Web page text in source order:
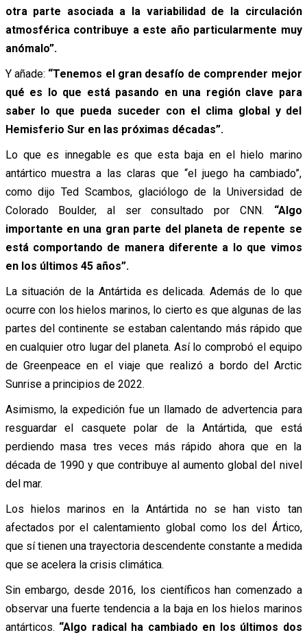
otra parte asociada a la variabilidad de la circulación
atmosférica contribuye a este año particularmente muy
anómalo”.
Y añade: “Tenemos el gran desafío de comprender mejor
qué es lo que está pasando en una región clave para
saber lo que pueda suceder con el clima global y del
Hemisferio Sur en las próximas décadas”.
Lo que es innegable es que esta baja en el hielo marino
antártico muestra a las claras que “el juego ha cambiado”,
como dijo Ted Scambos, glaciólogo de la Universidad de
Colorado Boulder, al ser consultado por CNN. “Algo
importante en una gran parte del planeta de repente se
está comportando de manera diferente a lo que vimos
en los últimos 45 años”.
La situación de la Antártida es delicada. Además de lo que
ocurre con los hielos marinos, lo cierto es que algunas de las
partes del continente se estaban calentando más rápido que
en cualquier otro lugar del planeta. Así lo comprobó el equipo
de Greenpeace en el viaje que realizó a bordo del Arctic
Sunrise a principios de 2022.
Asimismo, la expedición fue un llamado de advertencia para
resguardar el casquete polar de la Antártida, que está
perdiendo masa tres veces más rápido ahora que en la
década de 1990 y que contribuye al aumento global del nivel
del mar.
Los hielos marinos en la Antártida no se han visto tan
afectados por el calentamiento global como los del Ártico,
que sí tienen una trayectoria descendente constante a medida
que se acelera la crisis climática.
Sin embargo, desde 2016, los científicos han comenzado a
observar una fuerte tendencia a la baja en los hielos marinos
antárticos. “Algo radical ha cambiado en los últimos dos